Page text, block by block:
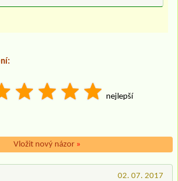
nejlepší
Vložit nový názor »
02. 07. 2017